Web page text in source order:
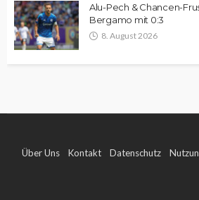
Alu-Pech & Chancen-
Bergamo mit 0:3
8. August 2026
Über Uns Kontakt Datenschutz